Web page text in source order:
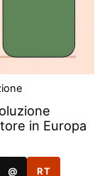
in Europa
@ RT